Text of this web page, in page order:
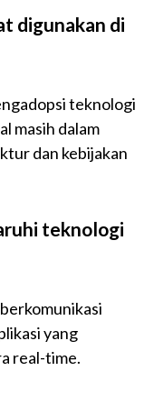
digunakan di
teknologi
masih dalam
dan kebijakan
teknologi
yang
real-time.